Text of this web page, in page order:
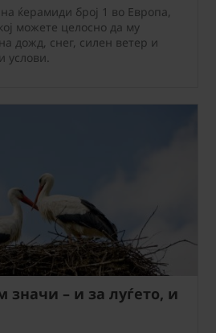
ќерамиди број 1 во Европа,
можете целосно да му
дожд, снег, силен ветер и
услови.
значи – и за луѓето, и